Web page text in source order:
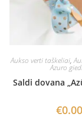
Aukso verti taškeliai,
Azuro
Saldi dovana
€0.00